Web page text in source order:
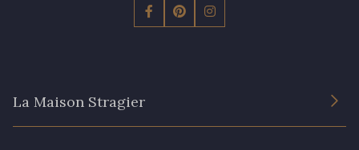
La Maison Stragier